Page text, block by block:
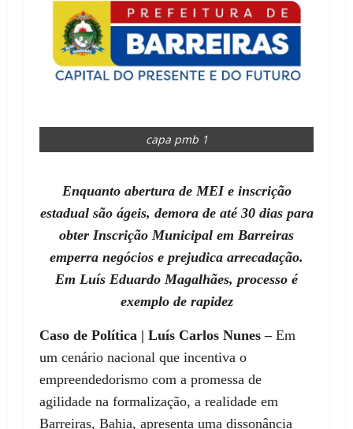
capa pmb 1
Enquanto abertura de MEI e inscrição
estadual são ágeis, demora de até 30 dias para
obter Inscrição Municipal em Barreiras
emperra negócios e prejudica arrecadação.
Em Luís Eduardo Magalhães, processo é
exemplo de rapidez
Caso de Política | Luís Carlos Nunes –Em
um cenário nacional que incentiva o
empreendedorismo com a promessa de
agilidade na formalização, a realidade em
Barreiras, Bahia, apresenta uma dissonância